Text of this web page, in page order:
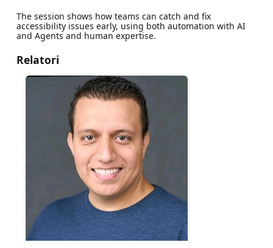
The session shows how teams can catch and fix
accessibility issues early, using both automation with AI
and Agents and human expertise.
Relatori